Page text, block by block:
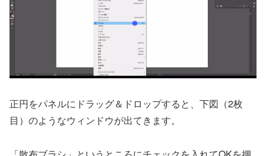
正円をパネルにドラッグ＆ドロップすると、下図（2枚
目）のようなウィンドウが出てきます。